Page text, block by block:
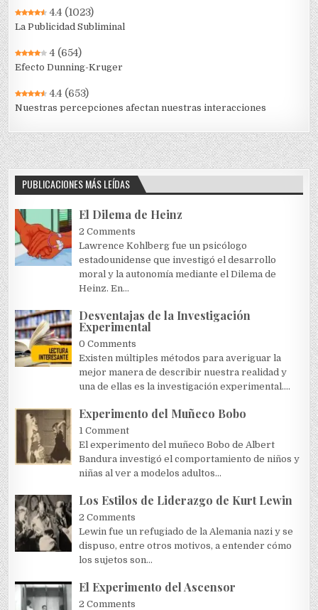
4.4 (1023)
La Publicidad Subliminal
4 (654)
Efecto Dunning-Kruger
4.4 (653)
Nuestras percepciones afectan nuestras interacciones
PUBLICACIONES MÁS LEÍDAS
El Dilema de Heinz
2 Comments
Lawrence Kohlberg fue un psicólogo
estadounidense que investigó el desarrollo
moral y la autonomía mediante el Dilema de
Heinz. En...
Desventajas de la Investigación
Experimental
0 Comments
Existen múltiples métodos para averiguar la
mejor manera de describir nuestra realidad y
una de ellas es la investigación experimental....
Experimento del Muñeco Bobo
1 Comment
El experimento del muñeco Bobo de Albert
Bandura investigó el comportamiento de niños y
niñas al ver a modelos adultos...
Los Estilos de Liderazgo de Kurt Lewin
2 Comments
Lewin fue un refugiado de la Alemania nazi y se
dispuso, entre otros motivos, a entender cómo
los sujetos son...
El Experimento del Ascensor
2 Comments